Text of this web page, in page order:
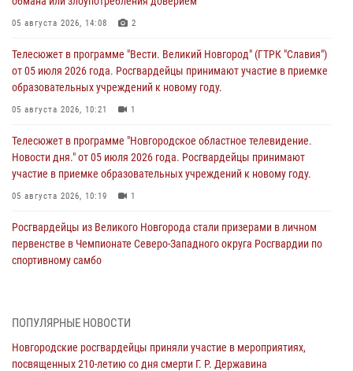
05 августа 2026, 14:08 2
Телесюжет в программе "Вести. Великий Новгород" (ГТРК "Славия")
от 05 июля 2026 года. Росгвардейцы принимают участие в приемке
образовательных учреждений к новому году.
05 августа 2026, 10:21 1
Телесюжет в программе "Новгородское областное телевидение.
Новости дня." от 05 июля 2026 года. Росгвардейцы принимают
участие в приемке образовательных учреждений к новому году.
05 августа 2026, 10:19 1
Росгвардейцы из Великого Новгорода стали призерами в личном
первенстве в Чемпионате Северо-Западного округа Росгвардии по
спортивному самбо
детского лагеря
04 августа 2026, 09:13 5
ПОПУЛЯРНЫЕ НОВОСТИ
Новгородские росгвардейцы приняли участие в мероприятиях,
посвященных 210-летию со дня смерти Г. Р. Державина